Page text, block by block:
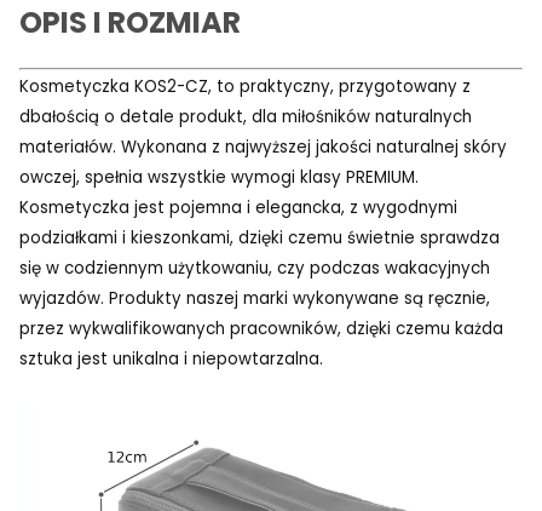
OPIS I ROZMIAR
Kosmetyczka KOS2-CZ, to praktyczny, przygotowany z
dbałością o detale produkt, dla miłośników naturalnych
materiałów. Wykonana z najwyższej jakości naturalnej skóry
owczej, spełnia wszystkie wymogi klasy PREMIUM.
Kosmetyczka jest pojemna i elegancka, z wygodnymi
podziałkami i kieszonkami, dzięki czemu świetnie sprawdza
się w codziennym użytkowaniu, czy podczas wakacyjnych
wyjazdów. Produkty naszej marki wykonywane są ręcznie,
przez wykwalifikowanych pracowników, dzięki czemu każda
sztuka jest unikalna i niepowtarzalna.